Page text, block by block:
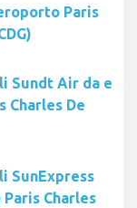
Paris
Sundt Air da e
Charles De
SunExpress
Charles